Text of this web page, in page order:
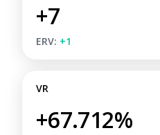
+7
ERV: +1
VR
+67.712%